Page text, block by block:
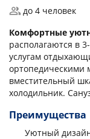
до 4 человек
Комфортные
располагаются в
услугам
ортопедическими
вместительный
холодильник.
Преимущества
Уютный